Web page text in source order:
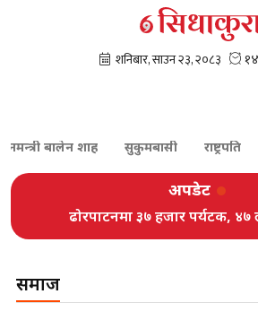
बालेन शाह सुकुमबासी राष्ट्रपति
अपडेट
ढोरपाटनमा ३७ हजार पर्यटक,
समाज